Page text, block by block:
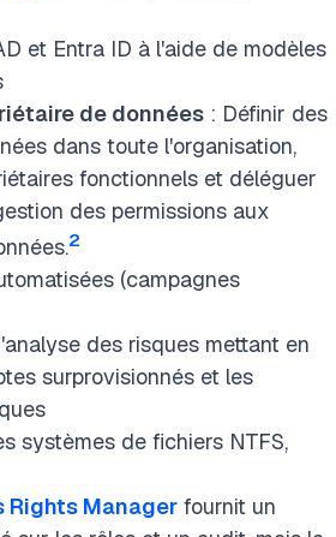
et Entra ID à l'aide de modèles
de données : Définir des
dans toute l'organisation,
fonctionnels et déléguer
des permissions aux
2
(campagnes
des risques mettant en
surprovisionnés et les
systèmes de fichiers NTFS,
Rights Manager fournit un